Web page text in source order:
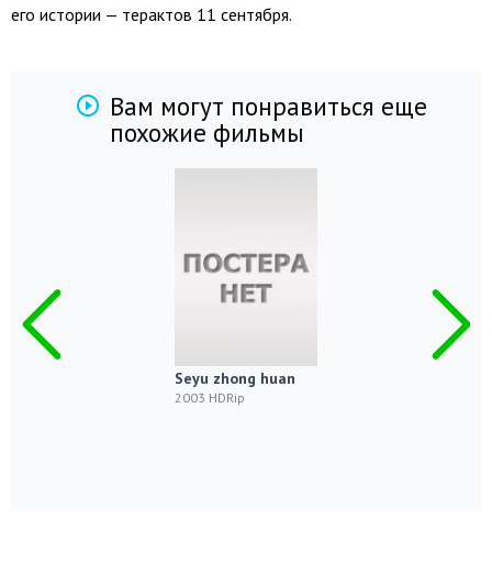
его истории — терактов 11 сентября.
Вам могут понравиться еще
похожие фильмы
Seyu zhong huan
2003 HDRip